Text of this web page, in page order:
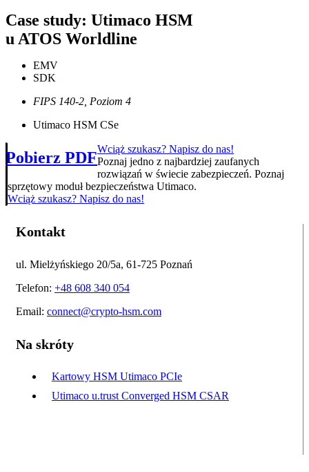
Case study: Utimaco HSM
u ATOS Worldline
EMV
SDK
FIPS 140-2, Poziom 4
Utimaco HSM CSe
Pobierz PDFWciąż szukasz? Napisz do nas!
Poznaj jedno z najbardziej zaufanych
rozwiązań w świecie zabezpieczeń. Poznaj
sprzętowy moduł bezpieczeństwa Utimaco.
Wciąż szukasz? Napisz do nas!
Kontakt
ul. Mielżyńskiego 20/5a, 61-725 Poznań
Telefon: +48 608 340 054
Email: connect@crypto-hsm.com
Na skróty
Kartowy HSM Utimaco PCIe
Utimaco u.trust Converged HSM CSAR